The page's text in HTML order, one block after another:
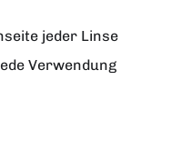
jeder Linse
Verwendung